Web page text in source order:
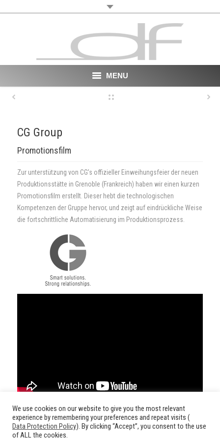
MENU
Film
Contact
CG Group
Promotionsfilm
Zur unterstützung von CG’s offizieller Einweihungsfeier der neuen
Produktionsstätte in Grenoble (Frankreich) haben wir einen kurzen
Promotionsfilm erstellt. Dieser hebt die technologischen
Kompetenzen der Gruppe hervor, und zeigt auf eindrückliche Weise
die fortschrittliche Automatisierung im Produktionsprozess.
We use cookies on our website to give you the most relevant
experience by remembering your preferences and repeat visits (
Data Protection Policy). By clicking “Accept”, you consent to the use
of ALL the cookies.